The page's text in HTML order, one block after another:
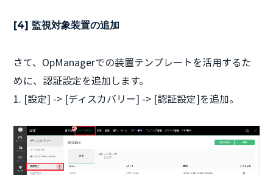
[4] 監視対象装置の追加
さて、OpManagerでの装置テンプレートを活用するた
めに、認証設定を追加します。
1. [設定] -> [ディスカバリー] -> [認証設定]を追加。